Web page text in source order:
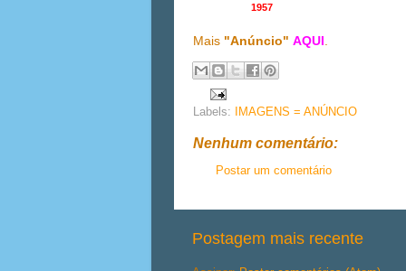
1957
Mais "Anúncio" AQUI.
Labels: IMAGENS = ANÚNCIO
Nenhum comentário:
Postar um comentário
Postagem mais recente